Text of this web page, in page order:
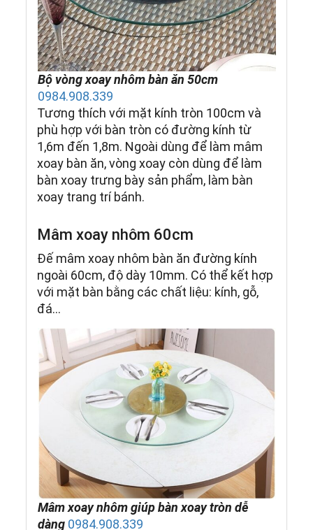
Bộ vòng xoay nhôm bàn ăn 50cm
0984.908.339
Tương thích với mặt kính tròn 100cm và
phù hợp với bàn tròn có đường kính từ
1,6m đến 1,8m. Ngoài dùng để làm mâm
xoay bàn ăn, vòng xoay còn dùng để làm
bàn xoay trưng bày sản phẩm, làm bàn
xoay trang trí bánh.
Mâm xoay nhôm 60cm
Đế mâm xoay nhôm bàn ăn đường kính
ngoài 60cm, độ dày 10mm. Có thể kết hợp
với mặt bàn bằng các chất liệu: kính, gỗ,
đá…
Mâm xoay nhôm giúp bàn xoay tròn dễ
dàng 0984.908.339